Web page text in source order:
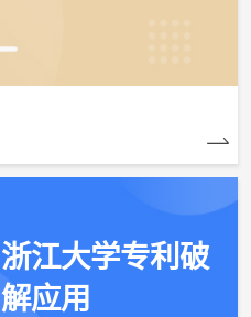
浙江大学专利破
解应用